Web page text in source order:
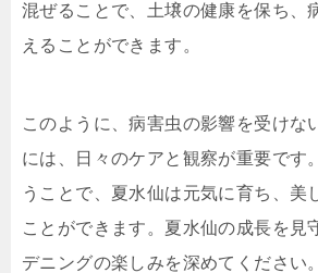
混ぜることで、土壌の健康を保ち、
えることができます。
このように、病害虫の影響を受けな
には、日々のケアと観察が重要です
うことで、夏水仙は元気に育ち、美
ことができます。夏水仙の成長を見
デニングの楽しみを深めてください。